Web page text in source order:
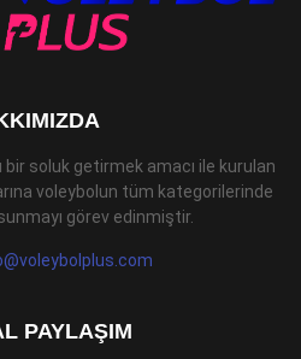
bir soluk getirmek amacı ile kurulan
voleybolun tüm kategorilerinde
görev edinmiştir.
PAYLAŞIM